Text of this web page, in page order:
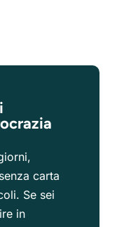
carta
Se sei
in